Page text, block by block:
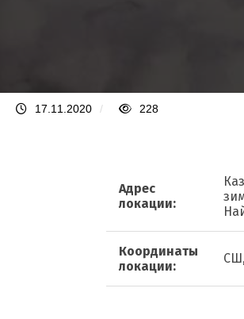
17.11.2020 / 228
Адрес
локации:
Координаты
локации: